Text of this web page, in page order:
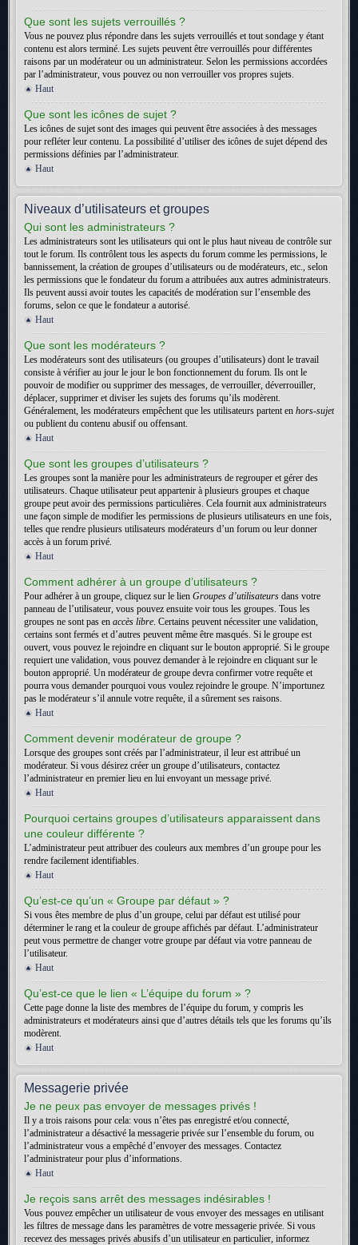
Que sont les sujets verrouillés ?
Vous ne pouvez plus répondre dans les sujets verrouillés et tout sondage y étant
contenu est alors terminé. Les sujets peuvent être verrouillés pour différentes
raisons par un modérateur ou un administrateur. Selon les permissions accordées
par l’administrateur, vous pouvez ou non verrouiller vos propres sujets.
Haut
Que sont les icônes de sujet ?
Les icônes de sujet sont des images qui peuvent être associées à des messages
pour refléter leur contenu. La possibilité d’utiliser des icônes de sujet dépend des
permissions définies par l’administrateur.
Haut
Niveaux d’utilisateurs et groupes
Qui sont les administrateurs ?
Les administrateurs sont les utilisateurs qui ont le plus haut niveau de contrôle sur
tout le forum. Ils contrôlent tous les aspects du forum comme les permissions, le
bannissement, la création de groupes d’utilisateurs ou de modérateurs, etc., selon
les permissions que le fondateur du forum a attribuées aux autres administrateurs.
Ils peuvent aussi avoir toutes les capacités de modération sur l’ensemble des
forums, selon ce que le fondateur a autorisé.
Haut
Que sont les modérateurs ?
Les modérateurs sont des utilisateurs (ou groupes d’utilisateurs) dont le travail
consiste à vérifier au jour le jour le bon fonctionnement du forum. Ils ont le
pouvoir de modifier ou supprimer des messages, de verrouiller, déverrouiller,
déplacer, supprimer et diviser les sujets des forums qu’ils modèrent.
Généralement, les modérateurs empêchent que les utilisateurs partent en hors-sujet
ou publient du contenu abusif ou offensant.
Haut
Que sont les groupes d’utilisateurs ?
Les groupes sont la manière pour les administrateurs de regrouper et gérer des
utilisateurs. Chaque utilisateur peut appartenir à plusieurs groupes et chaque
groupe peut avoir des permissions particulières. Cela fournit aux administrateurs
une façon simple de modifier les permissions de plusieurs utilisateurs en une fois,
telles que rendre plusieurs utilisateurs modérateurs d’un forum ou leur donner
accès à un forum privé.
Haut
Comment adhérer à un groupe d’utilisateurs ?
Pour adhérer à un groupe, cliquez sur le lien Groupes d’utilisateurs dans votre
panneau de l’utilisateur, vous pouvez ensuite voir tous les groupes. Tous les
groupes ne sont pas en accès libre. Certains peuvent nécessiter une validation,
certains sont fermés et d’autres peuvent même être masqués. Si le groupe est
ouvert, vous pouvez le rejoindre en cliquant sur le bouton approprié. Si le groupe
requiert une validation, vous pouvez demander à le rejoindre en cliquant sur le
bouton approprié. Un modérateur de groupe devra confirmer votre requête et
pourra vous demander pourquoi vous voulez rejoindre le groupe. N’importunez
pas le modérateur s’il annule votre requête, il a sûrement ses raisons.
Haut
Comment devenir modérateur de groupe ?
Lorsque des groupes sont créés par l’administrateur, il leur est attribué un
modérateur. Si vous désirez créer un groupe d’utilisateurs, contactez
l’administrateur en premier lieu en lui envoyant un message privé.
Haut
Pourquoi certains groupes d’utilisateurs apparaissent dans
une couleur différente ?
L’administrateur peut attribuer des couleurs aux membres d’un groupe pour les
rendre facilement identifiables.
Haut
Qu’est-ce qu’un « Groupe par défaut » ?
Si vous êtes membre de plus d’un groupe, celui par défaut est utilisé pour
déterminer le rang et la couleur de groupe affichés par défaut. L’administrateur
peut vous permettre de changer votre groupe par défaut via votre panneau de
l’utilisateur.
Haut
Qu’est-ce que le lien « L’équipe du forum » ?
Cette page donne la liste des membres de l’équipe du forum, y compris les
administrateurs et modérateurs ainsi que d’autres détails tels que les forums qu’ils
modèrent.
Haut
Messagerie privée
Je ne peux pas envoyer de messages privés !
Il y a trois raisons pour cela: vous n’êtes pas enregistré et/ou connecté,
l’administrateur a désactivé la messagerie privée sur l’ensemble du forum, ou
l’administrateur vous a empêché d’envoyer des messages. Contactez
l’administrateur pour plus d’informations.
Haut
Je reçois sans arrêt des messages indésirables !
Vous pouvez empêcher un utilisateur de vous envoyer des messages en utilisant
les filtres de message dans les paramètres de votre messagerie privée. Si vous
recevez des messages privés abusifs d’un utilisateur en particulier, informez